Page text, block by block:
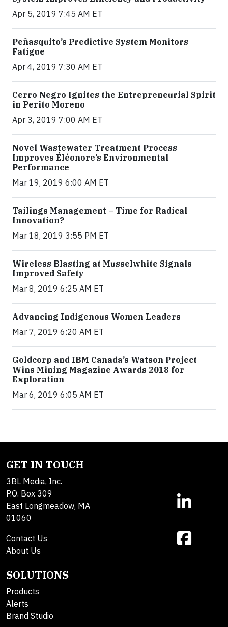
Apr 5, 2019 7:45 AM ET
Peñasquito’s Predictive System Monitors
Fatigue
Apr 4, 2019 7:30 AM ET
Cerro Negro Ignites the Entrepreneurial Spirit
in Perito Moreno
Apr 3, 2019 7:00 AM ET
Novel Wastewater Treatment Process
Improves Éléonore’s Environmental
Performance
Mar 19, 2019 6:00 AM ET
Tailings Management – Time for Radical
Innovation?
Mar 18, 2019 3:55 PM ET
Wireless Blasting at Musselwhite Signals
Improved Safety
Mar 8, 2019 6:25 AM ET
Advancing Indigenous Women Leaders
Mar 7, 2019 6:20 AM ET
Goldcorp and IBM Canada’s Watson Project
Wins Mining Magazine Awards 2018 for
Exploration
Mar 6, 2019 6:05 AM ET
GET IN TOUCH
3BL Media, Inc.
P.O. Box 309
East Longmeadow, MA
01060
Contact Us
About Us
SOLUTIONS
Products
Alerts
Brand Studio